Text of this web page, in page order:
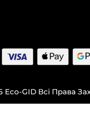
Eco-GID Всі Права